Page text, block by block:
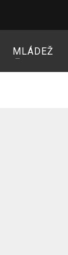
MLÁDEŽ